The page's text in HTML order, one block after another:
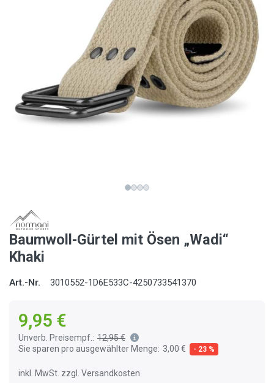
Baumwoll-Gürtel mit Ösen „Wadi“
Khaki
Art.-Nr. 3010552-1D6E533C-4250733541370
9,95 €
Unverb. Preisempf.: 12,95 €
Sie sparen pro ausgewählter Menge: 3,00 € - 23 %
inkl. MwSt. zzgl. Versandkosten